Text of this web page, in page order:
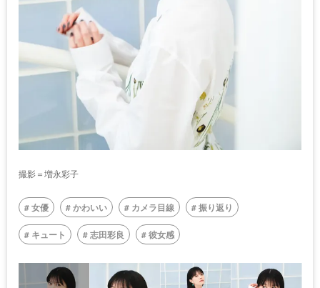
撮影＝増永彩子
女優 かわいい カメラ目線 振り返り
キュート 志田彩良 彼女感